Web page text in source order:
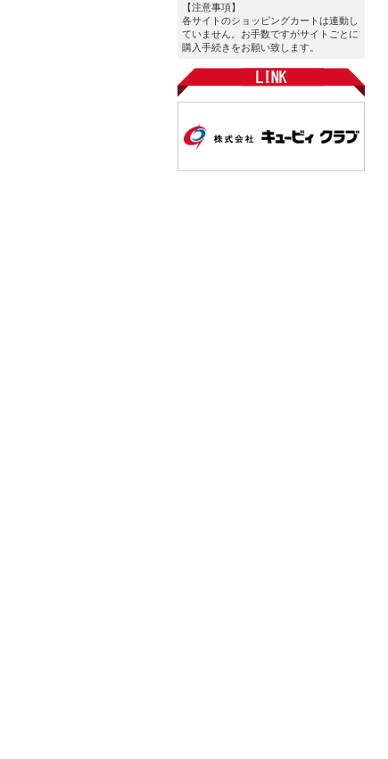
【注意事項】
各サイトのショッピングカートは連動し
ていません。お手数ですがサイトごとに
購入手続きをお願い致します。